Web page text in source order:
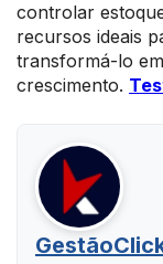
controlar
recursos ideais
transformá-lo
crescimento.